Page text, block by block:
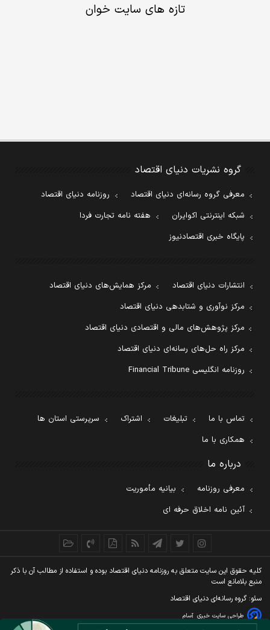
تازه های سایت خوان
گروه نشریات دنیای اقتصاد
معرفی گروه رسانه‌ای دنیای اقتصاد
روزنامه دنیای اقتصاد
شبکه اینترنتی اکوایران
هفته نامه تجارت فردا
پایگاه خبری اقتصادنیوز
انتشارات دنیای اقتصاد
مرکز همایش‌های دنیای اقتصاد
مرکز نوآوری و شتابدهی دنیای اقتصاد
مرکز پژوهش‌های مالی و اقتصادی دنیای اقتصاد
مرکز راه حل‌های رسانه‌ای دنیای اقتصاد
روزنامه انگلیسی Financial Tribune
تماس با ما تبلیغات اشتراک
سرپرستی استان ها
همکاری با ما
درباره ما
معرفی روزنامه
بیانیه مأموریت
آئین نامه اخلاق حرفه ای
کليه حقوق اين سايت متعلق به روزنامه دنيای اقتصاد بوده و استفاده از مطالب آن با ذکر
منبع بلامانع است
سئو: گروه رسانه‌ای دنیای اقتصاد
طراحی سایت خبری آسام